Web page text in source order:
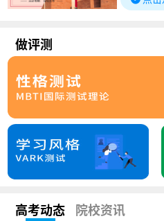
做评测
高考动态 院校资讯